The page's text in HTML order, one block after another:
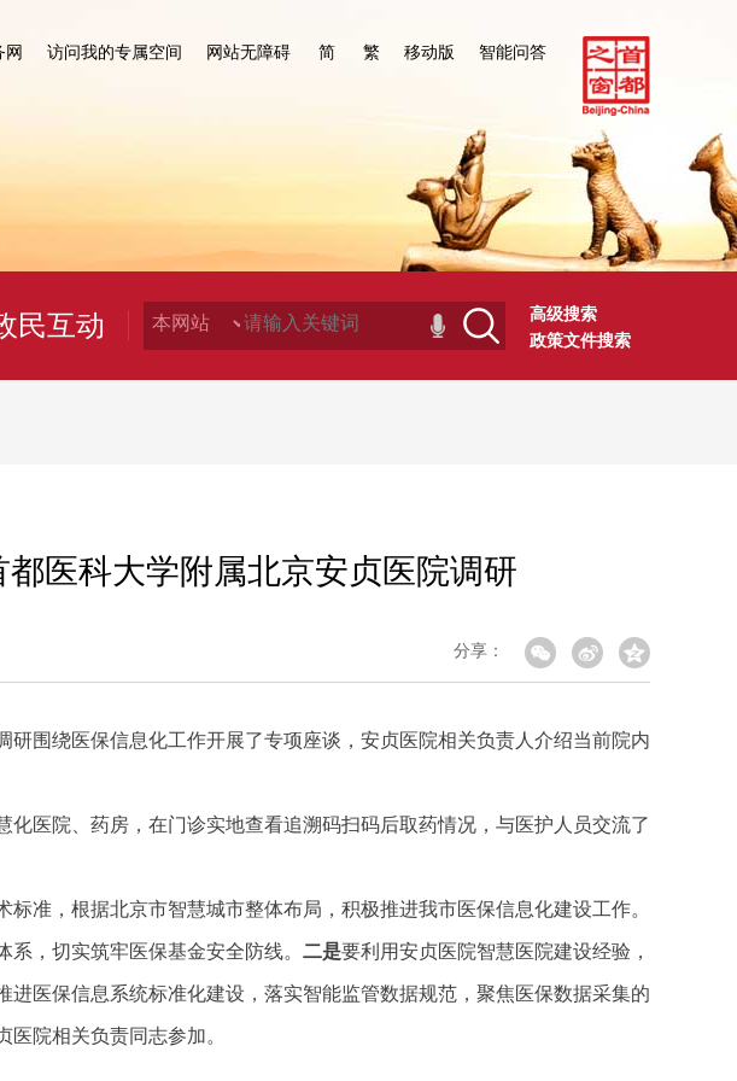
网 访问我的专属空间 网站无障碍 简 繁 移动版 智能问答
民互动
高级搜索
政策文件搜索
医科大学附属北京安贞医院调研
分享：
围绕医保信息化工作开展了专项座谈，安贞医院相关负责人介绍当前院内
医院、药房，在门诊实地查看追溯码扫码后取药情况，与医护人员交流了
准，根据北京市智慧城市整体布局，积极推进我市医保信息化建设工作。
，切实筑牢医保基金安全防线。 二是要利用安贞医院智慧医院建设经验，
进医保信息系统标准化建设，落实智能监管数据规范，聚焦医保数据采集的
院相关负责同志参加。